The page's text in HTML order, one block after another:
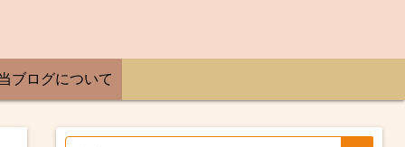
ブログについて